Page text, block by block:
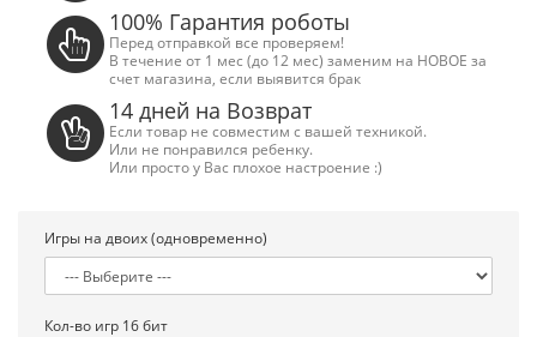
100% Гарантия роботы
Перед отправкой все проверяем!
В течение от 1 мес (до 12 мес) заменим на НОВОЕ за
счет магазина, если выявится брак
14 дней на Возврат
Если товар не совместим с вашей техникой.
Или не понравился ребенку.
Или просто у Вас плохое настроение :)
Игры на двоих (одновременно)
Кол-во игр 16 бит